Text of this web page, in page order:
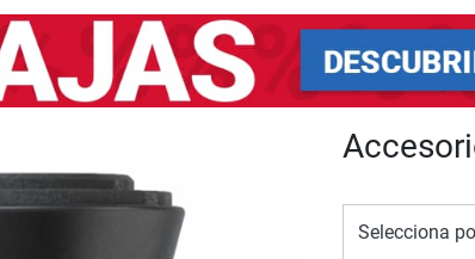
Selecciona